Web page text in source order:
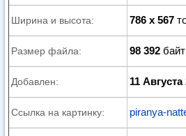
Ширина и высота: 786 x 567
Размер файла: 98 392
Добавлен: 11 Августа
Ссылка на картинку: piranya-